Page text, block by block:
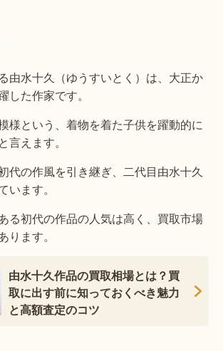
由水十久（ゆうすいとく）は、大正か
した作家です。
様という、着物を着た子供を躍動的に
言えます。
代の作風を引き継ぎ、二代目由水十久
います。
る初代の作品の人気は高く、買取市場
ります。
由水十久作品の買取相場とは？買
取に出す前に知っておくべき魅力
と高額査定のコツ